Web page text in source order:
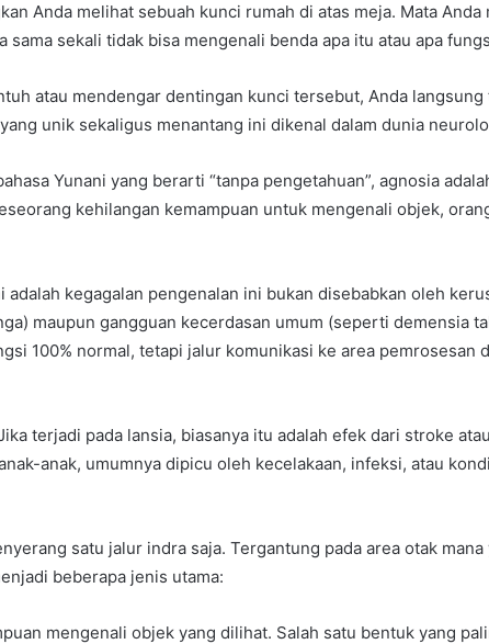
Anda melihat sebuah kunci rumah di atas meja. Mata
sama sekali tidak bisa mengenali benda apa itu atau apa
atau mendengar dentingan kunci tersebut, Anda langsung
unik sekaligus menantang ini dikenal dalam dunia
Yunani yang berarti “tanpa pengetahuan”, agnosia
kehilangan kemampuan untuk mengenali objek,
adalah kegagalan pengenalan ini bukan disebabkan oleh
maupun gangguan kecerdasan umum (seperti demensia
100% normal, tetapi jalur komunikasi ke area pemrosesan
terjadi pada lansia, biasanya itu adalah efek dari stroke
anak, umumnya dipicu oleh kecelakaan, infeksi, atau
satu jalur indra saja. Tergantung pada area otak mana
beberapa jenis utama:
mengenali objek yang dilihat. Salah satu bentuk yang